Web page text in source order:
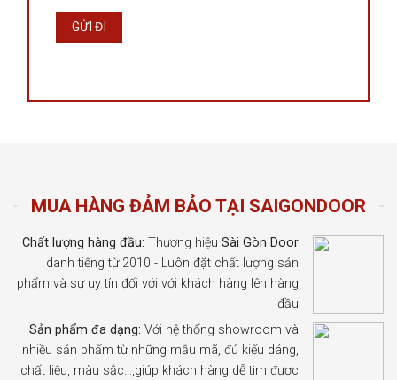
MUA HÀNG ĐẢM BẢO TẠI SAIGONDOOR
Chất lượng hàng đầu: Thương hiệu Sài Gòn Door
danh tiếng từ 2010 - Luôn đặt chất lượng sản
phẩm và sự uy tín đối với với khách hàng lên hàng
đầu
Sản phẩm đa dạng: Với hệ thống showroom và
nhiều sản phẩm từ những mẫu mã, đủ kiểu dáng,
chất liệu, màu sắc…,giúp khách hàng dễ tìm được